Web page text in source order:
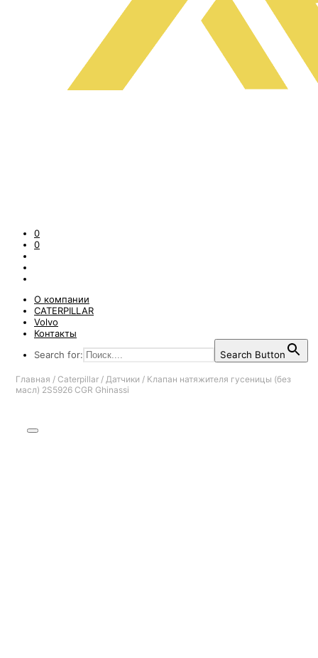
0
0
О компании
CATERPILLAR
Volvo
Контакты
Search for:
Search Button
Главная / Caterpillar / Датчики / Клапан натяжителя гусеницы (без
масл) 2S5926 CGR Ghinassi